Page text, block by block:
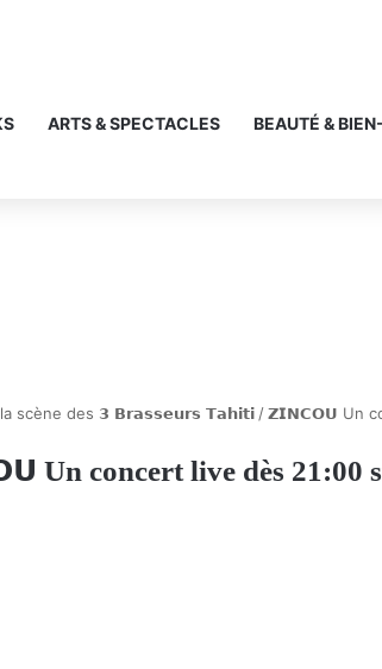
ARTS & SPECTACLES BEAUTÉ &
scène des 𝟯 𝗕𝗿𝗮𝘀𝘀𝗲𝘂𝗿𝘀 𝗧𝗮𝗵𝗶𝘁𝗶 /𝗭𝗜𝗡𝗖𝗢𝗨 Un
Un concert live dès 21:00